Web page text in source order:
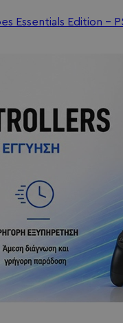
Essentials Edition -